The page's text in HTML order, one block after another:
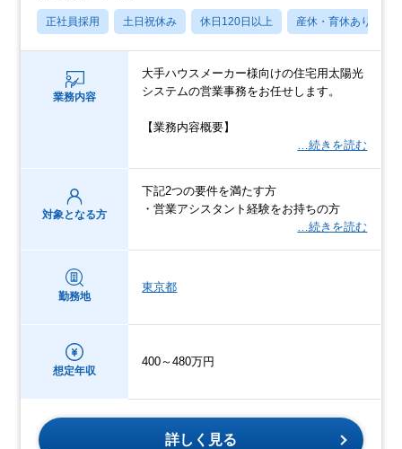
正社員採用 土日祝休み 休日120日以上 産休・育休あり
業務内容
大手ハウスメーカー様向けの住宅用太陽光
システムの営業事務をお任せします。
【業務内容概要】
…続きを読む
対象となる方
下記2つの要件を満たす方
・営業アシスタント経験をお持ちの方
…続きを読む
勤務地
東京都
想定年収
400～480万円
詳しく見る